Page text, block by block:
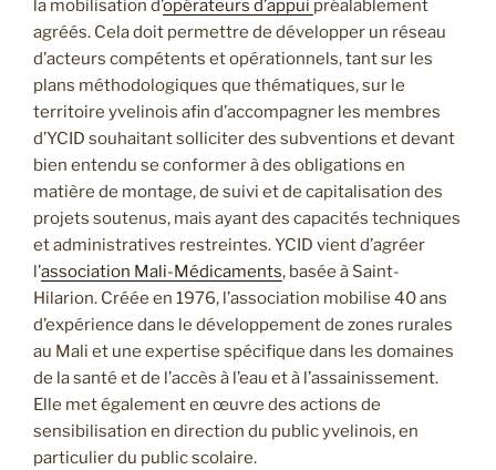
la mobilisation d’opérateurs d’appui préalablement
agréés. Cela doit permettre de développer un réseau
d’acteurs compétents et opérationnels, tant sur les
plans méthodologiques que thématiques, sur le
territoire yvelinois afin d’accompagner les membres
d’YCID souhaitant solliciter des subventions et devant
bien entendu se conformer à des obligations en
matière de montage, de suivi et de capitalisation des
projets soutenus, mais ayant des capacités techniques
et administratives restreintes.YCID vient d’agréer
l’association Mali-Médicaments, basée à Saint-
Hilarion. Créée en 1976, l’association mobilise 40 ans
d’expérience dans le développement de zones rurales
au Mali et une expertise spécifique dans les domaines
de la santé et de l’accès à l’eau et à l’assainissement.
Elle met également en œuvre des actions de
sensibilisation en direction du public yvelinois, en
particulier du public scolaire.